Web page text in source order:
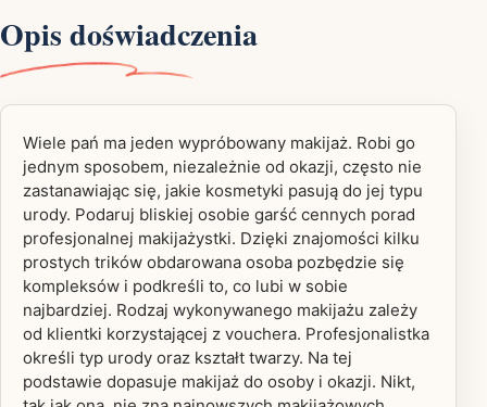
Opis doświadczenia
Wiele pań ma jeden wypróbowany makijaż. Robi go
jednym sposobem, niezależnie od okazji, często nie
zastanawiając się, jakie kosmetyki pasują do jej typu
urody. Podaruj bliskiej osobie garść cennych porad
profesjonalnej makijażystki. Dzięki znajomości kilku
prostych trików obdarowana osoba pozbędzie się
kompleksów i podkreśli to, co lubi w sobie
najbardziej. Rodzaj wykonywanego makijażu zależy
od klientki korzystającej z vouchera. Profesjonalistka
określi typ urody oraz kształt twarzy. Na tej
podstawie dopasuje makijaż do osoby i okazji. Nikt,